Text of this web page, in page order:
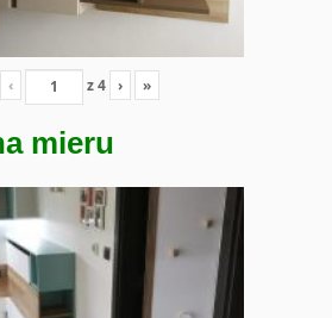
‹ z4 › »
mieru